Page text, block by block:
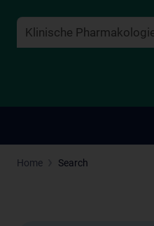
Home Search